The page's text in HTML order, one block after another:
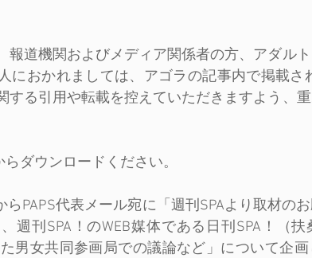
道機関およびメディア関係者の方、アダル
におかれましては、アゴラの記事内で掲載さ
する引用や転載を控えていただきますよう、
ダウンロードください。
PAPS代表メール宛に「週刊SPAより取材の
週刊SPA！のWEB媒体である日刊SPA！（扶
た男女共同参画局での議論など」について企